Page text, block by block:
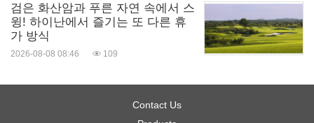
로 구성된 운영위원회가 이번 정상회의를 준비하
기 위해 다섯 차례 회의를 가졌다.
억 유로 규모의 자금을 출연하는 시설 포함)를 건설
검은 화산암과 푸른 자연 속에서 스
윙! 하이난에서 즐기는 또 다른 휴
가 방식
2026-08-08 08:46 109
Contact Us